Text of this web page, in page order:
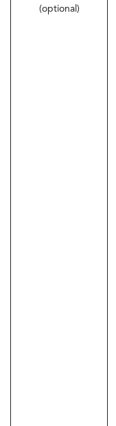
(optional)